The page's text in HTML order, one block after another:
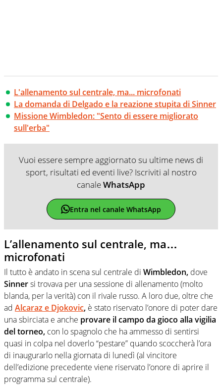
L'allenamento sul centrale, ma... microfonati
La domanda di Delgado e la reazione stupita di Sinner
Missione Wimbledon: "Sento di essere migliorato
sull'erba"
Vuoi essere sempre aggiornato su ultime news di
sport, risultati ed eventi live? Iscriviti al nostro
canaleWhatsApp
Entra nel canale WhatsApp
L’allenamento sul centrale, ma…
microfonati
Il tutto è andato in scena sul centrale di Wimbledon, dove
Sinnersi trovava per una sessione di allenamento (molto
blanda, per la verità) con il rivale russo. A loro due, oltre che
ad Alcaraz e Djokovic, è stato riservato l’onore di poter dare
una sbirciata e anche provare il campo da gioco alla vigilia
del torneo, con lo spagnolo che ha ammesso di sentirsi
quasi in colpa nel doverlo “pestare” quando scoccherà l’ora
di inaugurarlo nella giornata di lunedì (al vincitore
dell’edizione precedente viene riservato l’onore di aprire il
programma sul centrale).